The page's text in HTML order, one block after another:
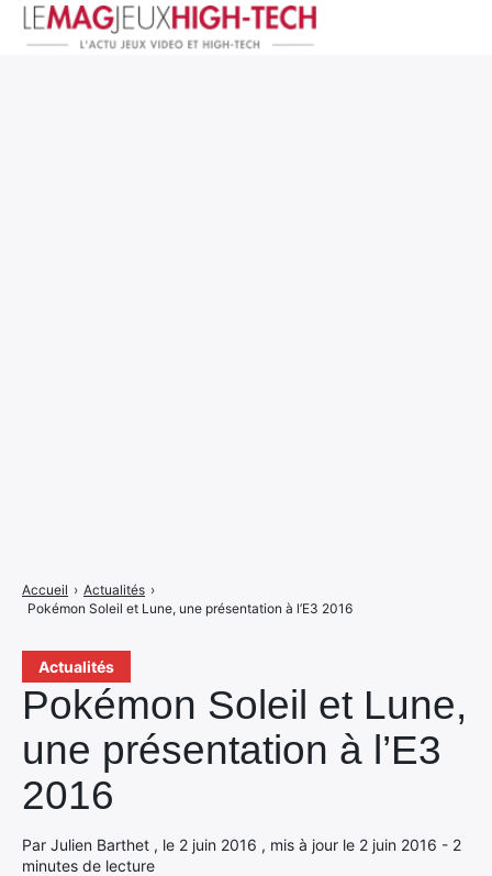
Actualités
Pokémon Soleil et Lune,
une présentation à l’E3
2016
Par Julien Barthet , le 2 juin 2016 , mis à jour le 2 juin 2016 - 2
minutes de lecture
Accueil › Actualités ›
Pokémon Soleil et Lune, une présentation à l’E3 2016